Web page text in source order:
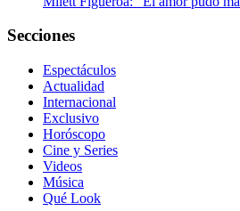
Secciones
Espectáculos
Actualidad
Internacional
Exclusivo
Horóscopo
Cine y Series
Videos
Música
Qué Look